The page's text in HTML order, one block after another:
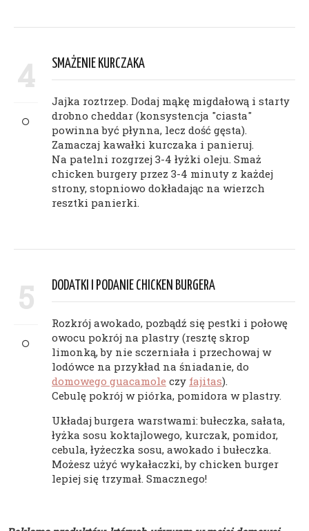
4 SMAŻENIE KURCZAKA
Jajka roztrzep. Dodaj mąkę migdałową i starty
drobno cheddar (konsystencja "ciasta"
powinna być płynna, lecz dość gęsta).
Zamaczaj kawałki kurczaka i panieruj.
Na patelni rozgrzej 3-4 łyżki oleju. Smaż
chicken burgery przez 3-4 minuty z każdej
strony, stopniowo dokładając na wierzch
resztki panierki.
5 DODATKI I PODANIE CHICKEN BURGERA
Rozkrój awokado, pozbądź się pestki i połowę
owocu pokrój na plastry (resztę skrop
limonką, by nie sczerniała i przechowaj w
lodówce na przykład na śniadanie, do
domowego guacamole czy fajitas).
Cebulę pokrój w piórka, pomidora w plastry.
Układaj burgera warstwami: bułeczka, sałata,
łyżka sosu koktajlowego, kurczak, pomidor,
cebula, łyżeczka sosu, awokado i bułeczka.
Możesz użyć wykałaczki, by chicken burger
lepiej się trzymał. Smacznego!